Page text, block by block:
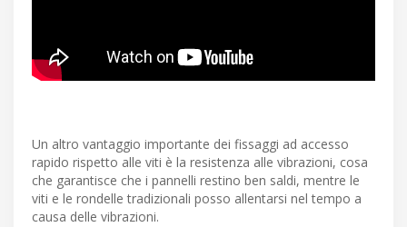
Un altro vantaggio importante dei fissaggi ad accesso
rapido rispetto alle viti è la resistenza alle vibrazioni, cosa
che garantisce che i pannelli restino ben saldi, mentre le
viti e le rondelle tradizionali posso allentarsi nel tempo a
causa delle vibrazioni.